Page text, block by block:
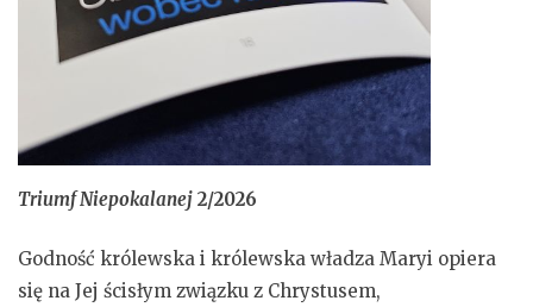
Triumf Niepokalanej 2/2026
Godność królewska i królewska władza Maryi opiera
się na Jej ścisłym związku z Chrystusem,